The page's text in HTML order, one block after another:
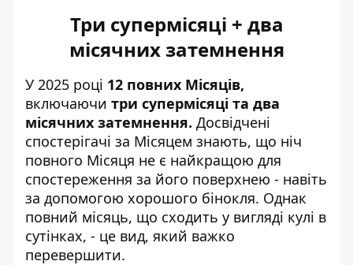
Три супермісяці + два
місячних затемнення
У 2025 році 12 повних Місяців,
включаючи три супермісяці та два
місячних затемнення. Досвідчені
спостерігачі за Місяцем знають, що ніч
повного Місяця не є найкращою для
спостереження за його поверхнею - навіть
за допомогою хорошого бінокля. Однак
повний місяць, що сходить у вигляді кулі в
сутінках, - це вид, який важко
перевершити.